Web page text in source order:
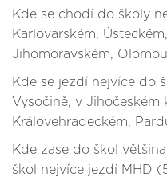
Kde se chodí do školy
Karlovarském,
Jihomoravském,
Kde se jezdí nejvíce do
Vysočině, v Jihočeském
Královehradeckém,
Kde zase do škol
škol nejvíce jezdí MHD